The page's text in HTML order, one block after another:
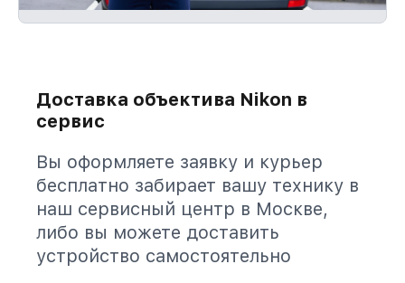
Доставка объектива Nikon в
сервис
Вы оформляете заявку и курьер
бесплатно забирает вашу технику в
наш сервисный центр в Москве,
либо вы можете доставить
устройство самостоятельно